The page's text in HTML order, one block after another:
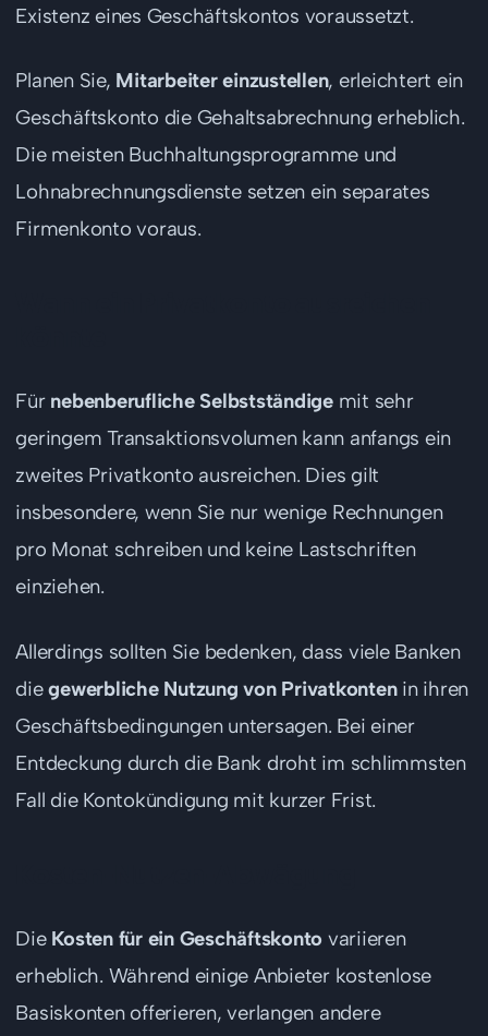
Existenz eines Geschäftskontos voraussetzt.
Planen Sie, Mitarbeiter einzustellen, erleichtert ein
Geschäftskonto die Gehaltsabrechnung erheblich.
Die meisten Buchhaltungsprogramme und
Lohnabrechnungsdienste setzen ein separates
Firmenkonto voraus.
Für nebenberufliche Selbstständigemit sehr
geringem Transaktionsvolumen kann anfangs ein
zweites Privatkonto ausreichen. Dies gilt
insbesondere, wenn Sie nur wenige Rechnungen
pro Monat schreiben und keine Lastschriften
einziehen.
Allerdings sollten Sie bedenken, dass viele Banken
diegewerbliche Nutzung von Privatkontenin ihren
Geschäftsbedingungen untersagen. Bei einer
Entdeckung durch die Bank droht im schlimmsten
Fall die Kontokündigung mit kurzer Frist.
Die Kosten für ein Geschäftskonto variieren
erheblich. Während einige Anbieter kostenlose
Basiskonten offerieren, verlangen andere